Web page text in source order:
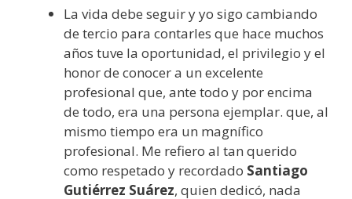
La vida debe seguir y yo sigo cambiando
de tercio para contarles que hace muchos
años tuve la oportunidad, el privilegio y el
honor de conocer a un excelente
profesional que, ante todo y por encima
de todo, era una persona ejemplar. que, al
mismo tiempo era un magnífico
profesional. Me refiero al tan querido
como respetado y recordado Santiago
Gutiérrez Suárez, quien dedicó, nada